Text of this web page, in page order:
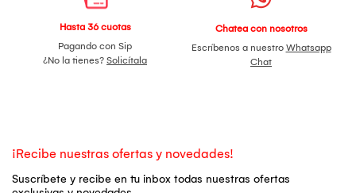
Hasta 36 cuotas
Pagando con Sip
¿No la tienes? Solicítala
Chatea con nosotros
Escríbenos a nuestro Whatsapp
Chat
¡Recibe nuestras ofertas y novedades!
Suscríbete y recibe en tu inbox todas nuestras ofertas